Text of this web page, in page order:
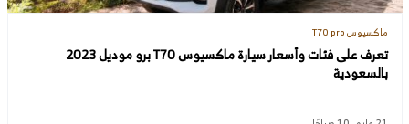
ماكسيوس T70 pro
تعرف على فئات وأسعار سيارة ماكسيوس T70 برو موديل 2023
بالسعودية